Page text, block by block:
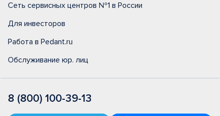
Сеть сервисных центров №1 в России
Для инвесторов
Работа в Pedant.ru
Обслуживание юр. лиц
8 (800) 100-39-13